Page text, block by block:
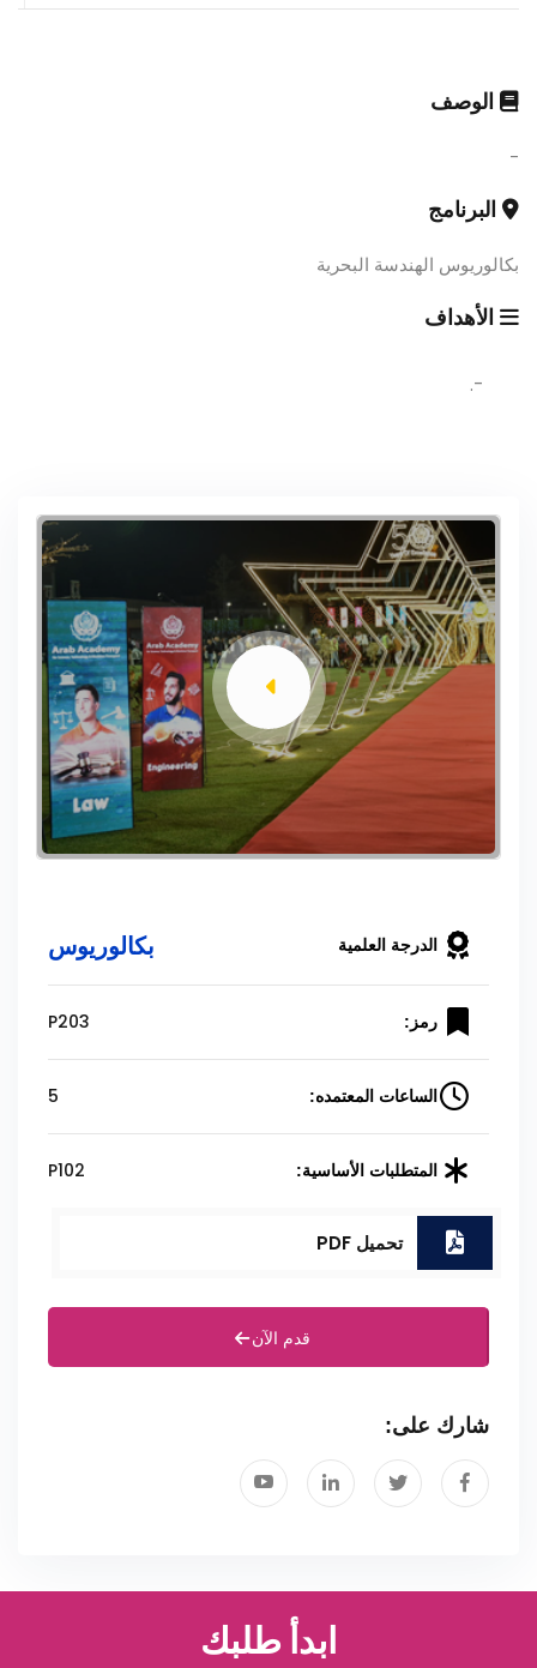
الوصف
-
البرنامج
بكالوريوس الهندسة البحرية
الأهداف
-.
الدرجة العلمية بكالوريوس
رمز: P203
الساعات المعتمده: 5
المتطلبات الأساسية: P102
تحميل PDF
قدم الآن
شارك على:
ابدأ طلبك